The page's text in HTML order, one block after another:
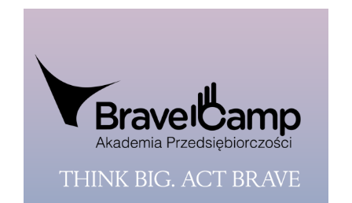
Konferencje
Stopnie i tytuły